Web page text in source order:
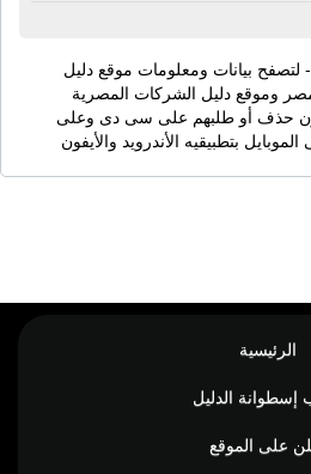
بيانات ومعلومات موقع دليل
وموقع دليل الشركات المصرية
حذف أو طلبهم على سى دى وعلى
بتطبيقيه الأندرويد والأيفون
الرئيسية
إسطوانة الدليل
على الموقع